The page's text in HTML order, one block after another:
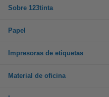
Sobre 123tinta
Papel
Impresoras de etiquetas
Material de oficina